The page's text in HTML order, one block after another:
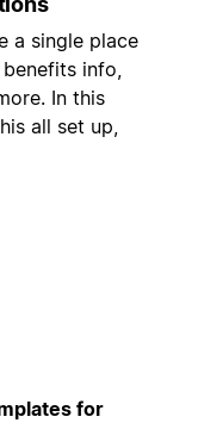
a single place
info,
In this
all set up,
for